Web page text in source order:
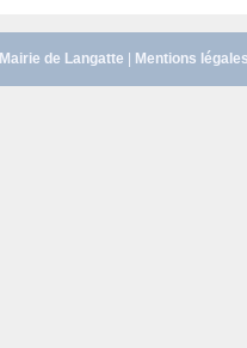
Mairie de Langatte Mentions